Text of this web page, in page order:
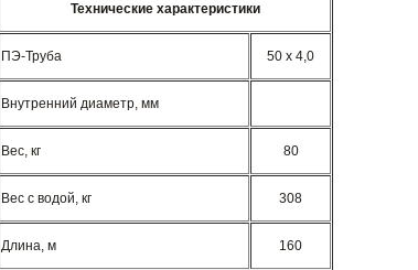
Технические характеристики
ПЭ-Труба 50 x 4,0
Внутренний диаметр, мм
Вес, кг 80
Вес с водой, кг 308
Длина, м 160